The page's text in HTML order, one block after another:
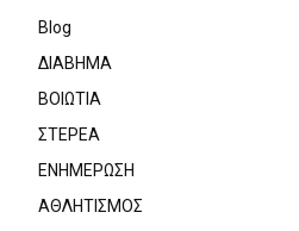
Blog
ΔΙΑΒΗΜΑ
ΒΟΙΩΤΙΑ
ΣΤΕΡΕΑ
ΕΝΗΜΕΡΩΣΗ
ΑΘΛΗΤΙΣΜΟΣ